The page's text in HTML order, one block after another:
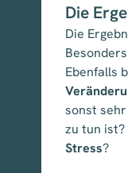
Die
Die
Ebenfalls
sonst sehr
zu tun
Stress?